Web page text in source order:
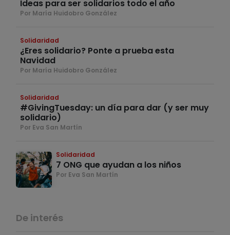
Ideas para ser solidarios todo el año
Por María Huidobro González
Solidaridad
¿Eres solidario? Ponte a prueba esta
Navidad
Por María Huidobro González
Solidaridad
#GivingTuesday: un día para dar (y ser muy
solidario)
Por Eva San Martín
Solidaridad
7 ONG que ayudan a los niños
Por Eva San Martín
De interés